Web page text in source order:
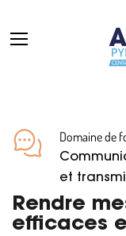
Formations
Particuliers
Entreprises
Domaine de
et
Rendre
efficaces